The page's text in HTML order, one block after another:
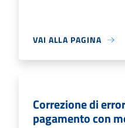
VAI ALLA PAGINA
Correzione di
pagamento con